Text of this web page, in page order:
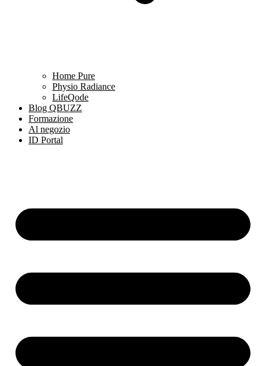
Home Pure
Physio Radiance
LifeQode
Blog QBUZZ
Formazione
Al negozio
ID Portal